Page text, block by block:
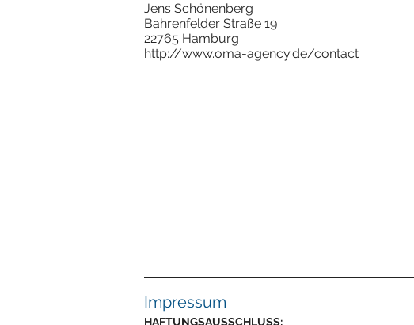
Jens Schönenberg
Bahrenfelder Straße 19
22765 Hamburg
http://www.oma-agency.de/contact
Impressum
HAFTUNGSAUSSCHLUSS: